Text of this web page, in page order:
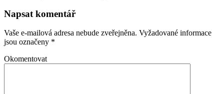
Napsat komentář
Vaše e-mailová adresa nebude zveřejněna. Vyžadované informace
jsou označeny *
Okomentovat